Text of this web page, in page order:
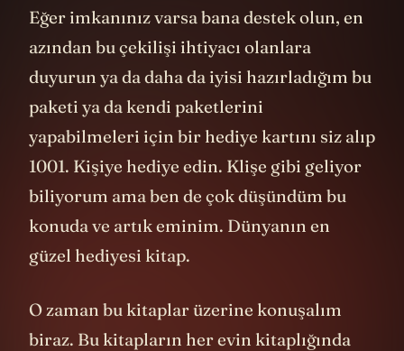
Eğer imkanınız varsa bana destek olun, en
azından bu çekilişi ihtiyacı olanlara
duyurun ya da daha da iyisi hazırladığım bu
paketi ya da kendi paketlerini
yapabilmeleri için bir hediye kartını siz alıp
1001. Kişiye hediye edin. Klişe gibi geliyor
biliyorum ama ben de çok düşündüm bu
konuda ve artık eminim. Dünyanın en
güzel hediyesi kitap.
O zaman bu kitaplar üzerine konuşalım
biraz. Bu kitapların her evin kitaplığında